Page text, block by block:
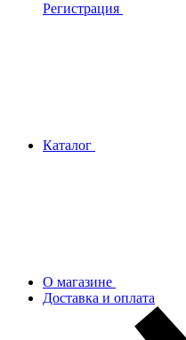
Регистрация
Каталог
О магазине
Доставка и оплата